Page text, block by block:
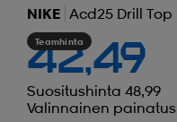
NIKE Acd25 Drill Top
Teamhinta
42,49
Suositushinta 48,99
Valinnainen painatus